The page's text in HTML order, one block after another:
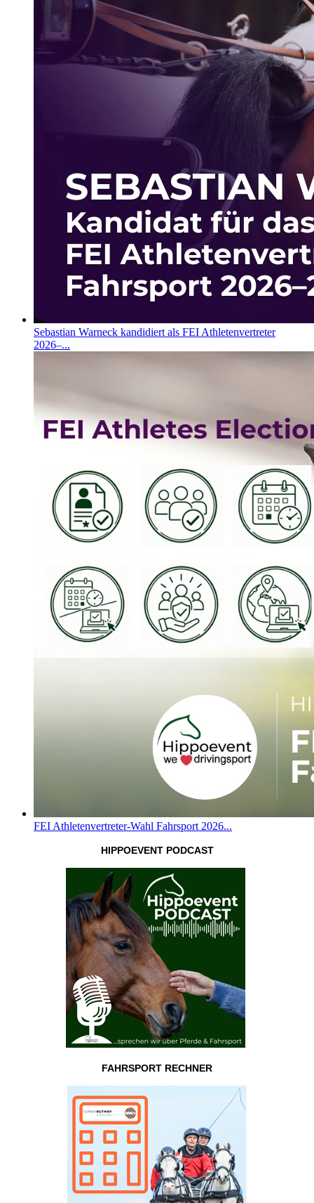
Sebastian Warneck kandidiert als FEI Athletenvertreter
2026–...
FEI Athletenvertreter-Wahl Fahrsport 2026...
HIPPOEVENT PODCAST
FAHRSPORT RECHNER